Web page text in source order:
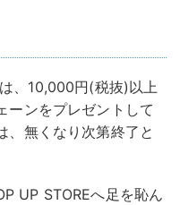
、10,000円(税抜)以上
ーンをプレゼントして
、無くなり次第終了と
UP STOREへ足を恥ん